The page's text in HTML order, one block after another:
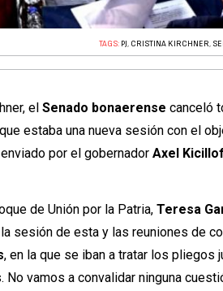
TAGS: PJ, CRISTINA KIRCHNER,
elSenado bonaerense canceló
estaba una nueva sesión con el
por el gobernadorAxel
de Unión por la Patria, Teresa
sesión de esta y las reuniones de
, en la que se iban a tratar los pliegos
vamos a convalidar ninguna